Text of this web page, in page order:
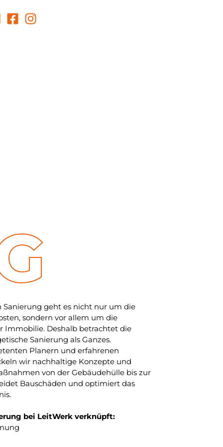
Sanierung geht es nicht nur um die
sondern vor allem um die
Immobilie. Deshalb betrachtet die
Sanierung als Ganzes.
Planern und erfahrenen
wir nachhaltige Konzepte und
von der Gebäudehülle bis zur
Bauschäden und optimiert das
bei LeitWerk verknüpft: